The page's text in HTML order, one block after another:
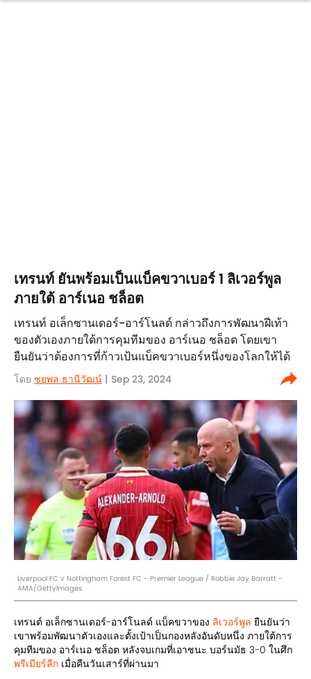
เทรนท์ ยันพร้อมเป็นแบ็คขวาเบอร์ 1 ลิเวอร์พูล
ภายใต้ อาร์เนอ ชล็อต
เทรนท์ อเล็กซานเดอร์-อาร์โนลด์ กล่าวถึงการพัฒนาฝีเท้า
ของตัวเองภายใต้การคุมทีมของ อาร์เนอ ชล็อต โดยเขา
ยืนยันว่าต้องการที่ก้าวเป้นแบ็คขวาเบอร์หนึ่งของโลกให้ได้
โดย ชยพล ธานีวัฒน์ | Sep 23, 2024
Liverpool FC v Nottingham Forest FC - Premier League / Robbie Jay Barratt -
AMA/GettyImages
เทรนต์ อเล็กซานเดอร์-อาร์โนลด์ แบ็คขวาของ ลิเวอร์พูล ยืนยันว่า
เขาพร้อมพัฒนาตัวเองและตั้งเป้าเป็นกองหลังอันดับหนึ่ง ภายใต้การ
คุมทีมของ อาร์เนอ ชล็อต หลังจบเกมที่เอาชนะ บอร์นมัธ 3-0 ในศึก
พรีเมียร์ลีก เมื่อคืนวันเสาร์ที่ผ่านมา